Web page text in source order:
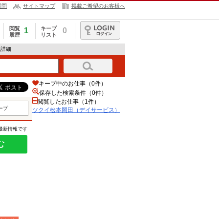
問 サイトマップ 掲載ご希望のお客様へ
閲覧
履歴
1
キープ
リスト
0
ログイン
細
プ
新情報です
キープ中のお仕事（0件）
保存した検索条件（0件）
閲覧したお仕事（1件）
ツクイ松本岡田（デイサービス）